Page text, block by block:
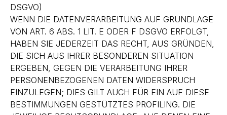
DSGVO)
WENN DIE DATENVERARBEITUNG AUF GRUNDLAGE
VON ART. 6 ABS. 1 LIT. E ODER F DSGVO ERFOLGT,
HABEN SIE JEDERZEIT DAS RECHT, AUS GRÜNDEN,
DIE SICH AUS IHRER BESONDEREN SITUATION
ERGEBEN, GEGEN DIE VERARBEITUNG IHRER
PERSONENBEZOGENEN DATEN WIDERSPRUCH
EINZULEGEN; DIES GILT AUCH FÜR EIN AUF DIESE
BESTIMMUNGEN GESTÜTZTES PROFILING. DIE